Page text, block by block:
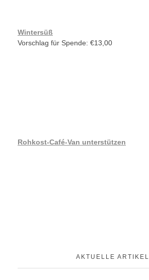
Wintersüß
Vorschlag für Spende: €13,00
Rohkost-Café-Van unterstützen
AKTUELLE ARTIKEL